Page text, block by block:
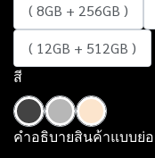
( 8GB + 256GB )
( 12GB + 512GB )
สี
คำอธิบายสินค้าแบบย่อ